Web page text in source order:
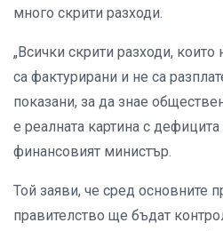
много скрити разходи.
„Всички скрити разходи,
са фактурирани и не са
показани, за да знае
е реалната картина с
финансовият министър.
Той заяви, че сред основните
правителство ще бъдат